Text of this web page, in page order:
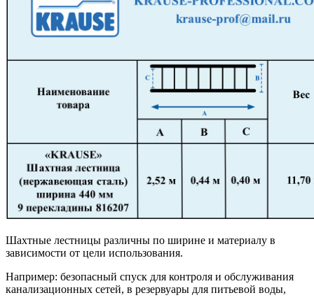
Шахтные лестницы различны по ширине и материалу в
зависимости от цели использования.
Например: безопасный спуск для контроля и обслуживания
канализационных сетей, в резервуары для питьевой воды,